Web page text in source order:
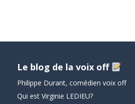
Le blog de la voix off
Philippe Durant, comédien voix off
Qui est Virginie LEDIEU?